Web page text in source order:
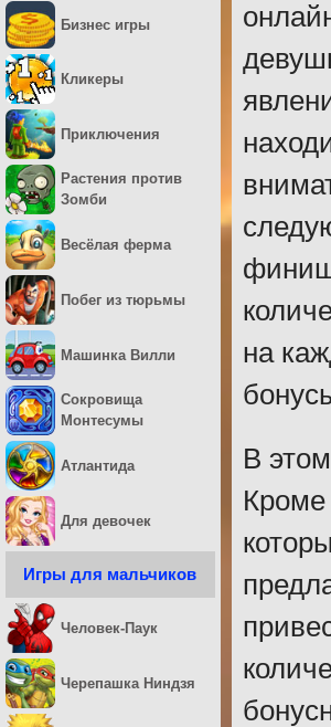
на
В
Бизнес игры
Кликеры
Приключения
Растения против
Зомби
Весёлая ферма
Побег из тюрьмы
Машинка Вилли
Сокровища
Монтесумы
Атлантида
Для девочек
Игры для мальчиков
Человек-Паук
Черепашка Ниндзя